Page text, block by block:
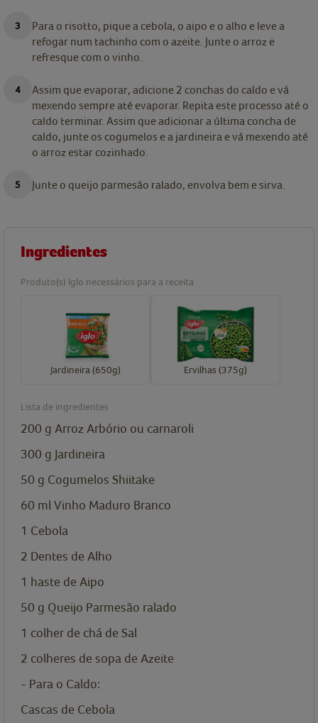
Para o risotto, pique a cebola, o aipo e o alho e leve a
refogar num tachinho com o azeite. Junte o arroz e
refresque com o vinho.
Assim que evaporar, adicione 2 conchas do caldo e vá
mexendo sempre até evaporar. Repita este processo até o
caldo terminar. Assim que adicionar a última concha de
caldo, junte os cogumelos e a jardineira e vá mexendo até
o arroz estar cozinhado.
Junte o queijo parmesão ralado, envolva bem e sirva.
Ingredientes
Produto(s) Iglo necessários para a receita
Jardineira (650g) Ervilhas (375g)
Lista de ingredientes
200 g Arroz Arbório ou carnaroli
300 g Jardineira
50 g Cogumelos Shiitake
60 ml Vinho Maduro Branco
1 Cebola
2 Dentes de Alho
1 haste de Aipo
50 g Queijo Parmesão ralado
1 colher de chá de Sal
2 colheres de sopa de Azeite
- Para o Caldo:
Cascas de Cebola